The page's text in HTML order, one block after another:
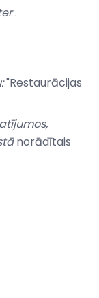
.
"Restaurācijas
norādītais